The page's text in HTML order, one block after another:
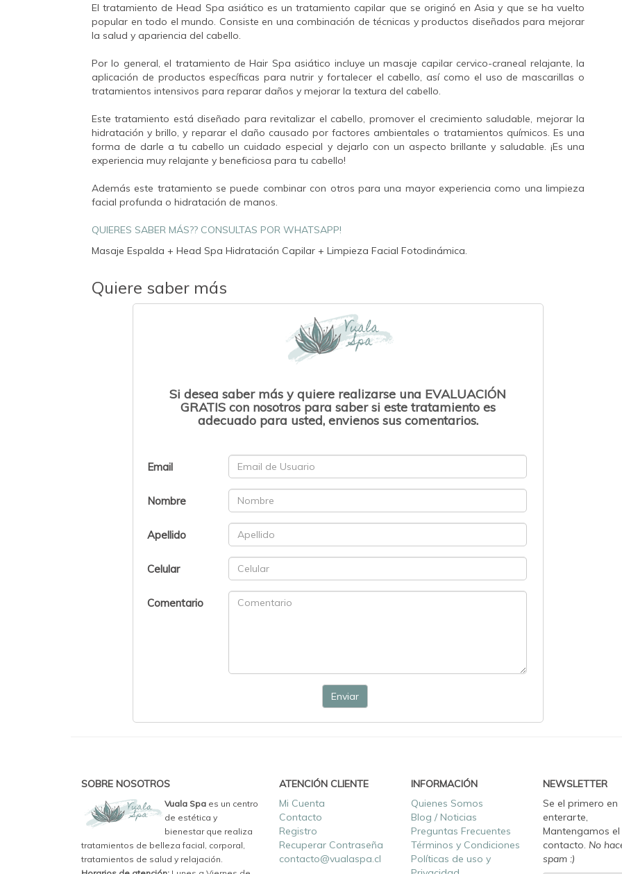
El tratamiento de Head Spa asiático es un tratamiento capilar que se originó en Asia y que se ha vuelto
popular en todo el mundo. Consiste en una combinación de técnicas y productos diseñados para mejorar
la salud y apariencia del cabello.
Por lo general, el tratamiento de Hair Spa asiático incluye un masaje capilar cervico-craneal relajante, la
aplicación de productos específicas para nutrir y fortalecer el cabello, así como el uso de mascarillas o
tratamientos intensivos para reparar daños y mejorar la textura del cabello.
Este tratamiento está diseñado para revitalizar el cabello, promover el crecimiento saludable, mejorar la
hidratación y brillo, y reparar el daño causado por factores ambientales o tratamientos químicos. Es una
forma de darle a tu cabello un cuidado especial y dejarlo con un aspecto brillante y saludable. ¡Es una
experiencia muy relajante y beneficiosa para tu cabello!
Además este tratamiento se puede combinar con otros para una mayor experiencia como una limpieza
facial profunda o hidratación de manos.
QUIERES SABER MÁS?? CONSULTAS POR WHATSAPP!
Masaje Espalda + Head Spa Hidratación Capilar + Limpieza Facial Fotodinámica.
Quiere saber más
Si desea saber más y quiere realizarse una EVALUACIÓN
GRATIS con nosotros para saber si este tratamiento es
adecuado para usted, envienos sus comentarios.
Email
Nombre
Apellido
Celular
Comentario
Enviar
SOBRE NOSOTROS
Vuala Spa es un centro
de estética y
bienestar que realiza
tratamientos de belleza facial, corporal,
tratamientos de salud y relajación.
ATENCIÓN CLIENTE
Mi Cuenta
Contacto
Registro
Recuperar Contraseña
contacto@vualaspa.cl
INFORMACIÓN
Quienes Somos
Blog / Noticias
Preguntas Frecuentes
Términos y Condiciones
Políticas de uso y
NEWSLETTER
Se el primero en
enterarte,
Mantengamos el
contacto. No
spam :)